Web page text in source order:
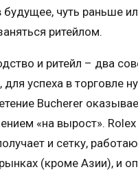
будущее, чуть раньше
ритейлом.
и ритейл – два
для успеха в торговле
Bucherer
«на вырост». Rolex
и сетку,
(кроме Азии), и